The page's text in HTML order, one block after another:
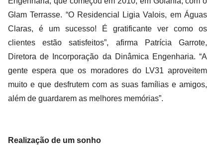
Glam Terrasse. “O Residencial Ligia Valois, em Águas
Claras, é um sucesso! É gratificante ver como os
clientes estão satisfeitos”, afirma Patrícia Garrote,
Diretora de Incorporação da Dinâmica Engenharia. “A
gente espera que os moradores do LV31 aproveitem
muito e que desfrutem com as suas famílias e amigos,
além de guardarem as melhores memórias”.
Realização de um sonho